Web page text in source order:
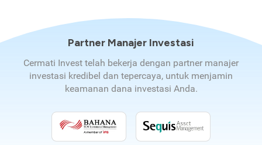
Partner Manajer Investasi
Cermati Invest telah bekerja dengan partner manajer
investasi kredibel dan tepercaya, untuk menjamin
keamanan dana investasi Anda.